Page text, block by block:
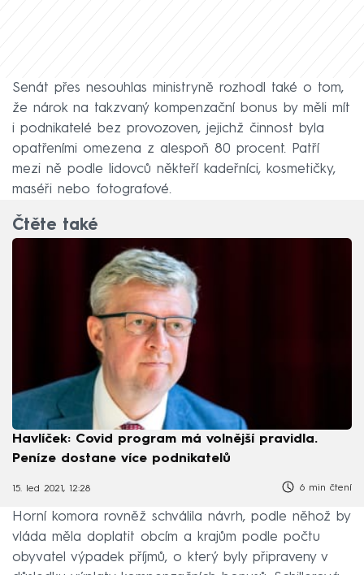
Senát přes nesouhlas ministryně rozhodl také o tom,
že nárok na takzvaný kompenzační bonus by měli mít
i podnikatelé bez provozoven, jejichž činnost byla
opatřeními omezena z alespoň 80 procent. Patří
mezi ně podle lidovců někteří kadeřníci, kosmetičky,
maséři nebo fotografové.
Čtěte také
Havlíček: Covid program má volnější pravidla.
Peníze dostane více podnikatelů
15. led 2021, 12:28 6 min čtení
Horní komora rovněž schválila návrh, podle něhož by
vláda měla doplatit obcím a krajům podle počtu
obyvatel výpadek příjmů, o který byly připraveny v